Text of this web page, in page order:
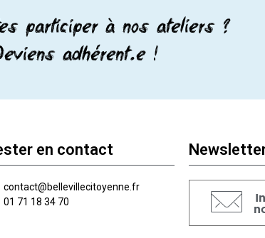
participer à nos ateliers ?
adhérent.e !
en contact
contact@bellevillecitoyenne.fr
01 71 18 34 70